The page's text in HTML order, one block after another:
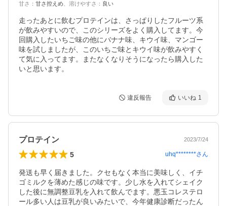
甘さ ： 甘さ控えめ 溶けやすさ ： 良い
走ったあとに飲むプロテインは、さっぱりしたフルーツ系
が飲みやすいので、このシリーズをよく購入してます。今
回購入したいちご味の他にバナナ味、キウイ味、マンゴー
味を試しましたが、このいちご味とキウイ味が飲みやすく
て気に入ってます。またなくなりそうになったら購入した
いと思います。
違反報告 いいね 1
プロテイン 2023/7/24
5 uhq********さん
発送も早く届きました。クセもなく本当に美味しく、イチ
ゴミルクを薄めた感じの味です。少し水を入れてシェイク
した後に無調整豆乳を入れて飲んでます。悪玉コレステロ
ール多い人は豆乳が良いみたいで、今年健康診断だったん